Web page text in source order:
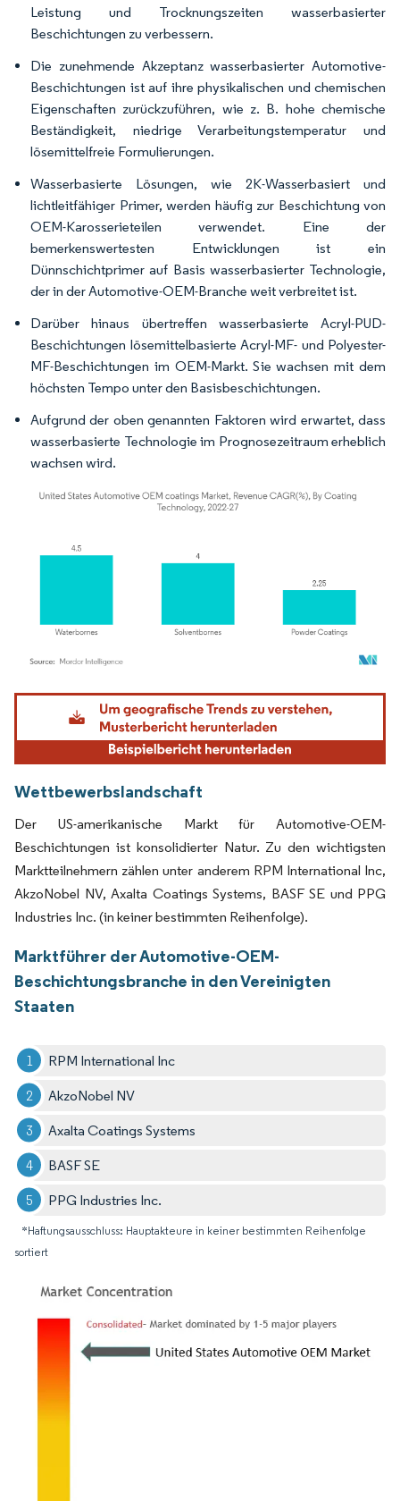
Leistung und Trocknungszeiten wasserbasierter
Beschichtungen zu verbessern.
Die zunehmende Akzeptanz wasserbasierter Automotive-
Beschichtungen ist auf ihre physikalischen und chemischen
Eigenschaften zurückzuführen, wie z. B. hohe chemische
Beständigkeit, niedrige Verarbeitungstemperatur und
lösemittelfreie Formulierungen.
Wasserbasierte Lösungen, wie 2K-Wasserbasiert und
lichtleitfähiger Primer, werden häufig zur Beschichtung von
OEM-Karosserieteilen verwendet. Eine der
bemerkenswertesten Entwicklungen ist ein
Dünnschichtprimer auf Basis wasserbasierter Technologie,
der in der Automotive-OEM-Branche weit verbreitet ist.
Darüber hinaus übertreffen wasserbasierte Acryl-PUD-
Beschichtungen lösemittelbasierte Acryl-MF- und Polyester-
MF-Beschichtungen im OEM-Markt. Sie wachsen mit dem
höchsten Tempo unter den Basisbeschichtungen.
Aufgrund der oben genannten Faktoren wird erwartet, dass
wasserbasierte Technologie im Prognosezeitraum erheblich
wachsen wird.
Bild © Mordor Intelligence. Wiederverwendung erfordert Namensnennung gemäß
Wettbewerbslandschaft
Der US-amerikanische Markt für Automotive-OEM-
Beschichtungen ist konsolidierter Natur. Zu den wichtigsten
Marktteilnehmern zählen unter anderem RPM International Inc,
AkzoNobel NV, Axalta Coatings Systems, BASF SE und PPG
Industries Inc. (in keiner bestimmten Reihenfolge).
Marktführer der Automotive-OEM-
Beschichtungsbranche in den Vereinigten
Staaten
RPM International Inc
AkzoNobel NV
Axalta Coatings Systems
BASF SE
PPG Industries Inc.
*Haftungsausschluss: Hauptakteure in keiner bestimmten Reihenfolge
sortiert